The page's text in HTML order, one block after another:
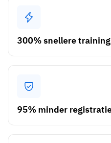
Effectiviteit van trainingen
Compliance-dashboards
Prognoses & trends
Canpack
Vista
met AG5 Workflows
300% snellere
95% minder